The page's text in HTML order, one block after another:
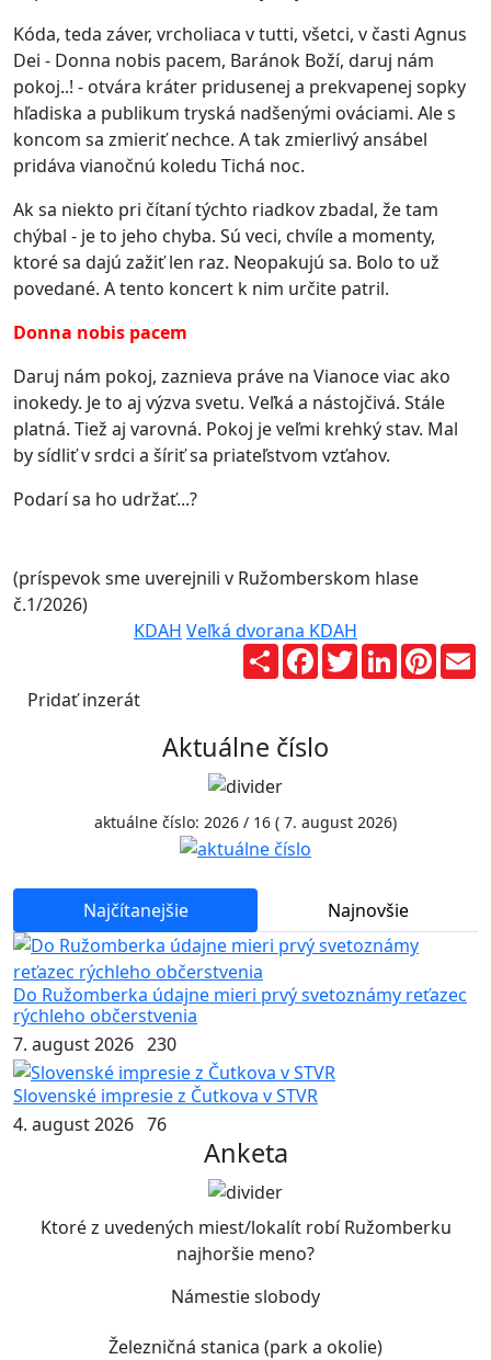
Kóda, teda záver, vrcholiaca v tutti, všetci, v časti Agnus
Dei - Donna nobis pacem, Baránok Boží, daruj nám
pokoj..! - otvára kráter pridusenej a prekvapenej sopky
hľadiska a publikum tryská nadšenými ováciami. Ale s
koncom sa zmieriť nechce. A tak zmierlivý ansábel
pridáva vianočnú koledu Tichá noc.
Ak sa niekto pri čítaní týchto riadkov zbadal, že tam
chýbal - je to jeho chyba. Sú veci, chvíle a momenty,
ktoré sa dajú zažiť len raz. Neopakujú sa. Bolo to už
povedané. A tento koncert k nim určite patril.
Donna nobis pacem
Daruj nám pokoj, zaznieva práve na Vianoce viac ako
inokedy. Je to aj výzva svetu. Veľká a nástojčivá. Stále
platná. Tiež aj varovná. Pokoj je veľmi krehký stav. Mal
by sídliť v srdci a šíriť sa priateľstvom vzťahov.
Podarí sa ho udržať...?
(príspevok sme uverejnili v Ružomberskom hlase
č.1/2026)
KDAH Veľká dvorana KDAH
ZdieľajFacebook
TwitterLinkedIn
Pridať inzerát
Aktuálne číslo
aktuálne číslo: 2026 / 16 ( 7. august 2026)
Najčítanejšie Najnovšie
Do Ružomberka údajne mieri prvý svetoznámy reťazec
rýchleho občerstvenia
7. august 2026 230
Slovenské impresie z Čutkova v STVR
4. august 2026 76
Anketa
Ktoré z uvedených miest/lokalít robí Ružomberku
najhoršie meno?
Námestie slobody
Železničná stanica (park a okolie)